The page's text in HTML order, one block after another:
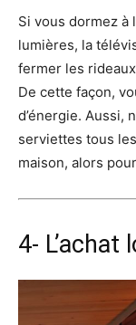
Si vous dormez à
lumières, la
fermer les
De cette façon,
d’énergie. Aussi,
serviettes tous
maison, alors
4-